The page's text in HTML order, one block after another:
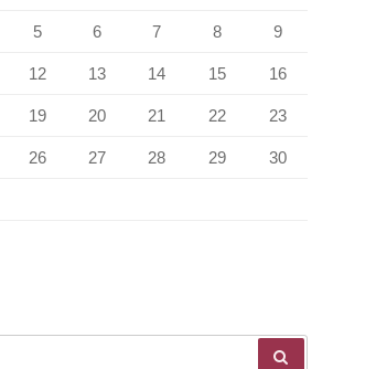
5 6 7 8 9
12 13 14 15 16
19 20 21 22 23
26 27 28 29 30